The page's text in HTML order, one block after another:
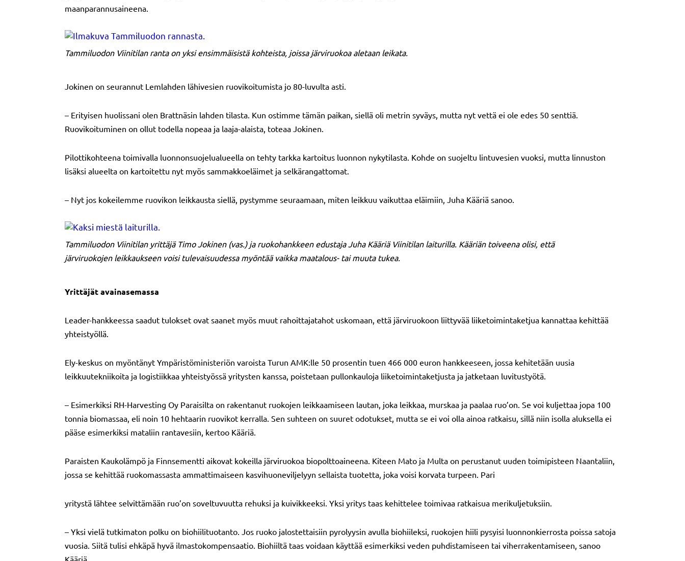
maanparannusaineena.
Tammiluodon Viinitilan ranta on yksi ensimmäisistä kohteista, joissa järviruokoa aletaan leikata.
Jokinen on seurannut Lemlahden lähivesien ruovikoitumista jo 80-luvulta asti.
– Erityisen huolissani olen Brattnäsin lahden tilasta. Kun ostimme tämän paikan, siellä oli metrin syväys, mutta nyt vettä ei ole edes 50 senttiä.
Ruovikoituminen on ollut todella nopeaa ja laaja-alaista, toteaa Jokinen.
Pilottikohteena toimivalla luonnonsuojelualueella on tehty tarkka kartoitus luonnon nykytilasta. Kohde on suojeltu lintuvesien vuoksi, mutta linnuston
lisäksi alueelta on kartoitettu nyt myös sammakkoeläimet ja selkärangattomat.
– Nyt jos kokeilemme ruovikon leikkausta siellä, pystymme seuraamaan, miten leikkuu vaikuttaa eläimiin, Juha Kääriä sanoo.
Tammiluodon Viinitilan yrittäjä Timo Jokinen (vas.) ja ruokohankkeen edustaja Juha Kääriä Viinitilan laiturilla. Kääriän toiveena olisi, että
järviruokojen leikkaukseen voisi tulevaisuudessa myöntää vaikka maatalous- tai muuta tukea.
Yrittäjät avainasemassa
Leader-hankkeessa saadut tulokset ovat saanet myös muut rahoittajatahot uskomaan, että järviruokoon liittyvää liiketoimintaketjua kannattaa kehittää
yhteistyöllä.
Ely-keskus on myöntänyt Ympäristöministeriön varoista Turun AMK:lle 50 prosentin tuen 466 000 euron hankkeeseen, jossa kehitetään uusia
leikkuutekniikoita ja logistiikkaa yhteistyössä yritysten kanssa, poistetaan pullonkauloja liiketoimintaketjusta ja jatketaan luvitustyötä.
– Esimerkiksi RH-Harvesting Oy Paraisilta on rakentanut ruokojen leikkaamiseen lautan, joka leikkaa, murskaa ja paalaa ruo’on. Se voi kuljettaa jopa 100
tonnia biomassaa, eli noin 10 hehtaarin ruovikot kerralla. Sen suhteen on suuret odotukset, mutta se ei voi olla ainoa ratkaisu, sillä niin isolla aluksella ei
pääse esimerkiksi mataliin rantavesiin, kertoo Kääriä.
Paraisten Kaukolämpö ja Finnsementti aikovat kokeilla järviruokoa biopolttoaineena. Kiteen Mato ja Multa on perustanut uuden toimipisteen Naantaliin,
jossa se kehittää ruokomassasta ammattimaiseen kasvihuoneviljelyyn sellaista tuotetta, joka voisi korvata turpeen. Pari
yritystä lähtee selvittämään ruo’on soveltuvuutta rehuksi ja kuivikkeeksi. Yksi yritys taas kehittelee toimivaa ratkaisua merikuljetuksiin.
– Yksi vielä tutkimaton polku on biohiilituotanto. Jos ruoko jalostettaisiin pyrolyysin avulla biohiileksi, ruokojen hiili pysyisi luonnonkierrosta poissa satoja
vuosia. Siitä tulisi ehkäpä hyvä ilmastokompensaatio. Biohiiltä taas voidaan käyttää esimerkiksi veden puhdistamiseen tai viherrakentamiseen, sanoo
Kääriä.